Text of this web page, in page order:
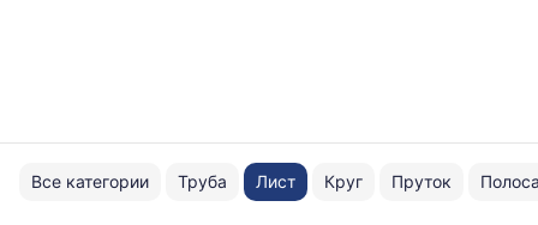
Все категории Труба Лист Круг Пруток